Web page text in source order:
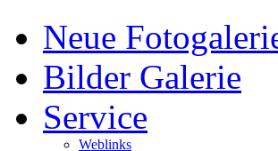
Neue
Bilder Galerie
Service
Weblinks